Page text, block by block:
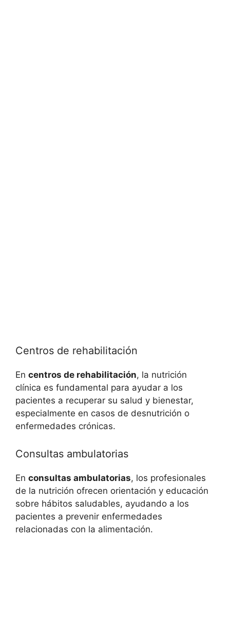
Centros de rehabilitación
En centros de rehabilitación, la nutrición
clínica es fundamental para ayudar a los
pacientes a recuperar su salud y bienestar,
especialmente en casos de desnutrición o
enfermedades crónicas.
Consultas ambulatorias
En consultas ambulatorias, los profesionales
de la nutrición ofrecen orientación y educación
sobre hábitos saludables, ayudando a los
pacientes a prevenir enfermedades
relacionadas con la alimentación.